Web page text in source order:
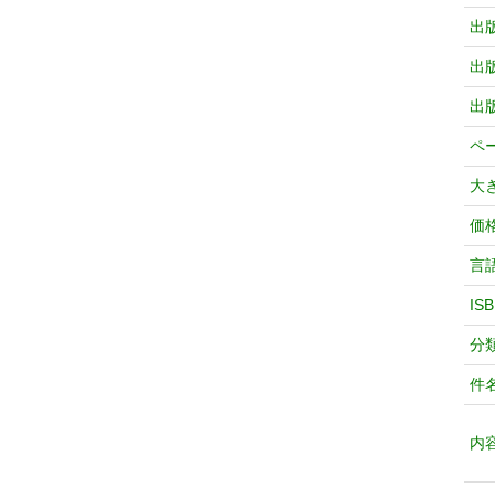
出
出
出
ペ
大
価
言
分
件
内